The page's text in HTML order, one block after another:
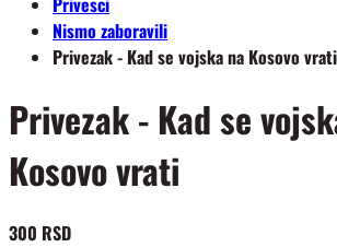
Nismo zaboravili
Privezak - Kad se vojska na Kosovo vrati
Privezak - Kad se
Kosovo vrati
300 RSD